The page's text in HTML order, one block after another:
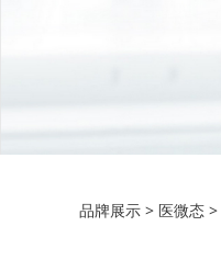
生态
品牌展示 > 医微态 >